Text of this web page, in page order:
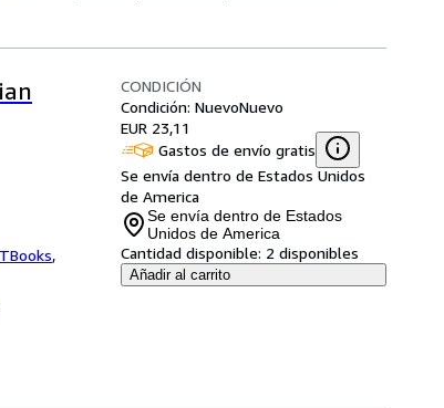
,
CONDICIÓN
Condición: NuevoNuevo
EUR 23,11
Gastos de envío gratis
Se envía dentro de Estados Unidos
de America
Se envía dentro de Estados
Unidos de America
Cantidad disponible: 2 disponibles
Añadir al carrito